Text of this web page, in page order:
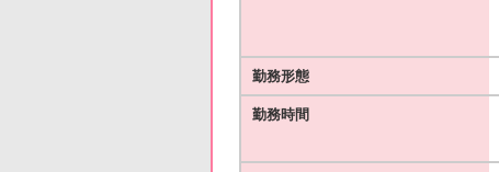
勤務形態
勤務時間